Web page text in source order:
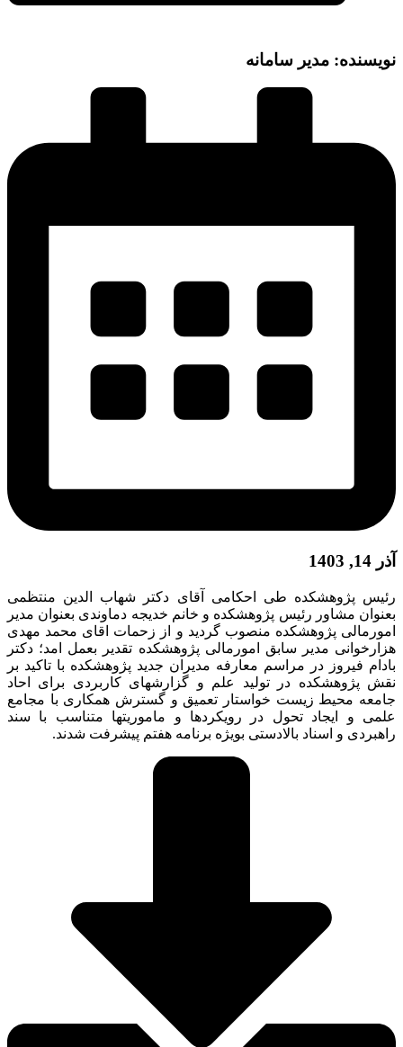
نویسنده: مدیر سامانه
آذر 14, 1403
رئیس پژوهشکده طی احکامی آقای دکتر شهاب الدین منتظمی
بعنوان مشاور رئیس پژوهشکده و خانم خدیجه دماوندی بعنوان مدیر
امورمالی پژوهشکده منصوب گردید و از زحمات اقای محمد مهدی
هزارخوانی مدیر سابق امورمالی پژوهشکده تقدیر بعمل امد؛ دکتر
بادام فیروز در مراسم معارفه مدیران جدید پژوهشکده با تاکید بر
نقش پژوهشکده در تولید علم و گزارشهای کاربردی برای احاد
جامعه محیط زیست خواستار تعمیق و گسترش همکاری با مجامع
علمی و ایجاد تحول در رویکردها و ماموریتها متناسب با سند
راهبردی و اسناد بالادستی بویژه برنامه هفتم پیشرفت شدند.